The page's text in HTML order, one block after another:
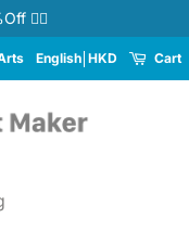
👉🏻
English HKD Cart